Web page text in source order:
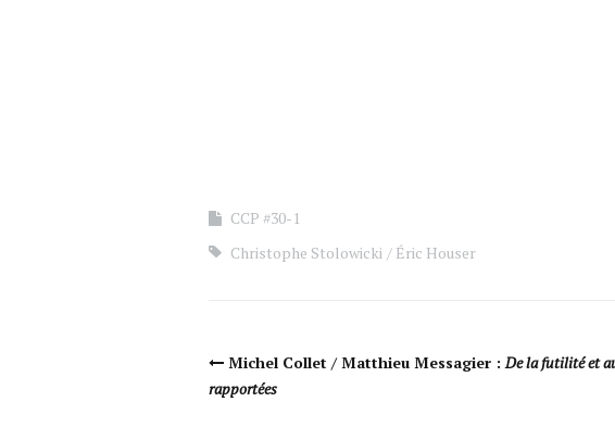
CCP #30-1
Christophe Stolowicki
Éric Houser
Navigation Article
Michel Collet / Matthieu Messagier :De la futilité et
rapportées